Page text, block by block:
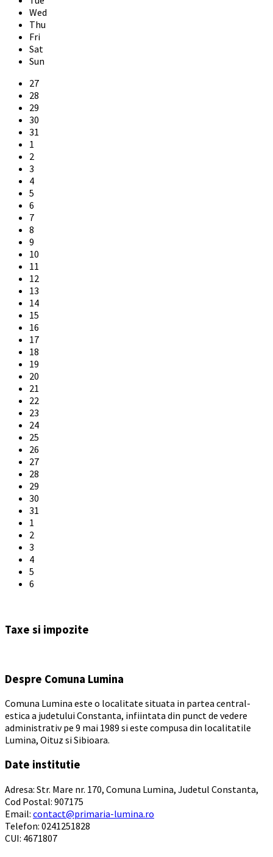
Wed
Thu
Fri
Sat
Sun
Skip
calendar
days
27
28
29
30
31
1
2
3
4
5
6
7
8
9
10
11
12
13
14
15
16
17
18
19
20
21
22
23
24
25
26
27
28
29
30
31
1
2
3
4
5
6
calendar
Taxe si impozite
Despre Comuna Lumina
Comuna Lumina este o localitate situata in partea central-
estica a judetului Constanta, infiintata din punct de vedere
administrativ pe 9 mai 1989 si este compusa din localitatile
Lumina, Oituz si Sibioara.
Date institutie
Adresa: Str. Mare nr. 170, Comuna Lumina, Judetul Constanta,
Cod Postal: 907175
Email: contact@primaria-lumina.ro
Telefon: 0241251828
CUI: 4671807